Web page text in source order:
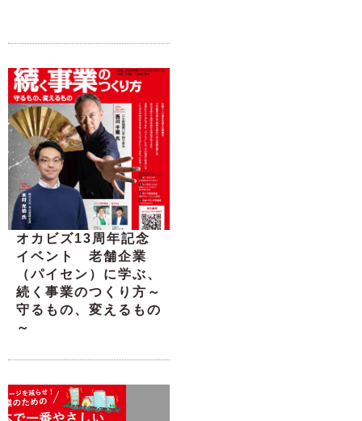
オカビズ13周年記念
イベント 老舗企業
（パイセン）に学ぶ、
続く事業のつくり方～
守るもの、変えるもの
～